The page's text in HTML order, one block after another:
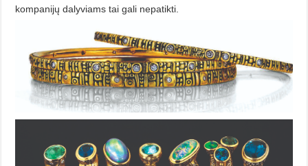
kompanijų dalyviams tai gali nepatikti.